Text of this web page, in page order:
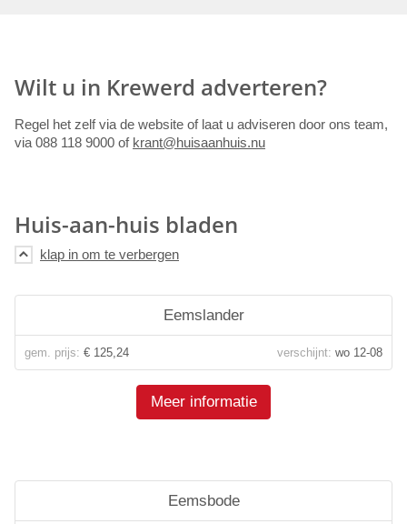
Wilt u in Krewerd adverteren?
Regel het zelf via de website of laat u adviseren door ons team,
via 088 118 9000 of krant@huisaanhuis.nu
Huis-aan-huis bladen
Eemslander
gem. prijs: € 125,24 verschijnt: wo 12-08
Meer informatie
Eemsbode